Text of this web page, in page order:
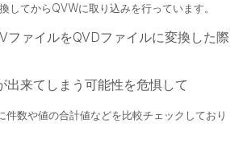
してからQVWに取り込みを行っています。
ファイルをQVDファイルに変換した際
出来てしまう可能性を危惧して
件数や値の合計値などを比較チェックしており